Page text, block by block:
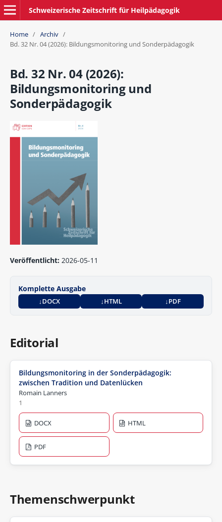
Schweizerische Zeitschrift für Heilpädagogik
Home / Archiv /
Bd. 32 Nr. 04 (2026): Bildungsmonitoring und Sonderpädagogik
Bd. 32 Nr. 04 (2026):
Bildungsmonitoring und
Sonderpädagogik
Veröffentlicht: 2026-05-11
Komplette Ausgabe
DOCX HTML PDF
Editorial
Bildungsmonitoring in der Sonderpädagogik:
zwischen Tradition und Datenlücken
Romain Lanners
1
DOCX HTML
PDF
Themenschwerpunkt